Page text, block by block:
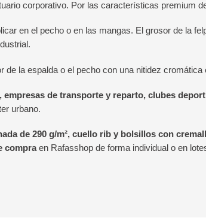
corporativo. Por las características premium
en el pecho o en las mangas. El grosor de la
de la espalda o el pecho con una nitidez cromática
empresas de transporte y reparto, clubes
urbano.
de 290 g/m², cuello rib y bolsillos con
compraen Rafasshop de forma individual o en